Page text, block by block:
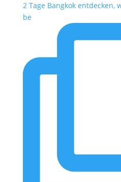
2 Tage Bangkok entdecken,
be